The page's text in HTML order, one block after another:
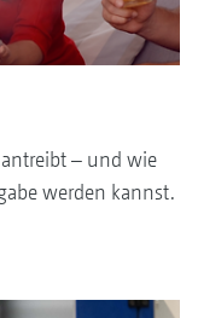
– und wie
werden kannst.